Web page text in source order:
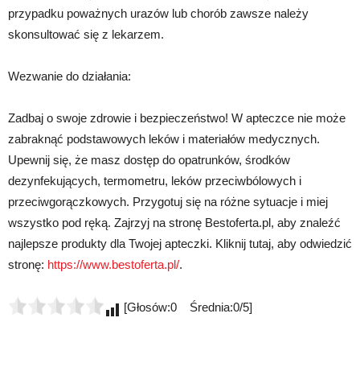
przypadku poważnych urazów lub chorób zawsze należy
skonsultować się z lekarzem.
Wezwanie do działania:
Zadbaj o swoje zdrowie i bezpieczeństwo! W apteczce nie może
zabraknąć podstawowych leków i materiałów medycznych.
Upewnij się, że masz dostęp do opatrunków, środków
dezynfekujących, termometru, leków przeciwbólowych i
przeciwgorączkowych. Przygotuj się na różne sytuacje i miej
wszystko pod ręką. Zajrzyj na stronę Bestoferta.pl, aby znaleźć
najlepsze produkty dla Twojej apteczki. Kliknij tutaj, aby odwiedzić
stronę: https://www.bestoferta.pl/.
[Głosów:0 Średnia:0/5]